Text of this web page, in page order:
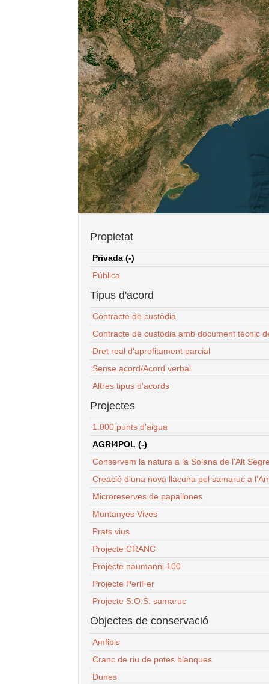
Propietat
Privada (-)
Pública
Tipus d'acord
Contracte de custòdia
Contracte de custòdia amb document tècnic
Dret real d'aprofitament parcial
Sense acord/Acord verbal
Altres tipus d'acords
Projectes
1.000 punts d'aigua
AGRI4POL (-)
Conservem la natura a la Solana de l'Alt
Creació d'una nova llacuna pel samaruc a
Microreserves de papallones
Muntanyes Vives
Prats vius
Projecte CRANC
Projecte naumanni 100
Projecte PeriFer
Projecte S.O.S. samaruc
Objectes de conservació
Amfibis
Cranc de riu de potes blanques
Dunes